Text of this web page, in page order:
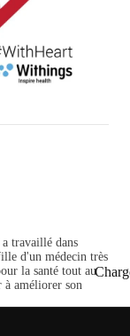
travaillé dans
d'un médecin très
la santé tout au
à améliorer son